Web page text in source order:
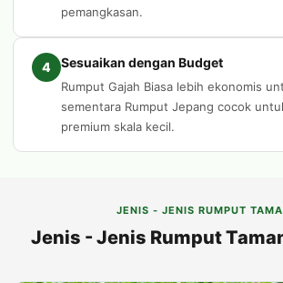
pemangkasan.
4 Sesuaikan dengan Budget
Rumput Gajah Biasa lebih ekonomis
sementara Rumput Jepang cocok
premium skala kecil.
JENIS - JENIS RUMPUT
Jenis - Jenis Rumput